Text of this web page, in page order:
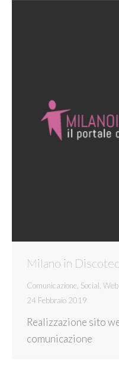
Milano in
Comunicazione Social Web
24 Febbraio 2019
Realizzazione sito
comunicazione